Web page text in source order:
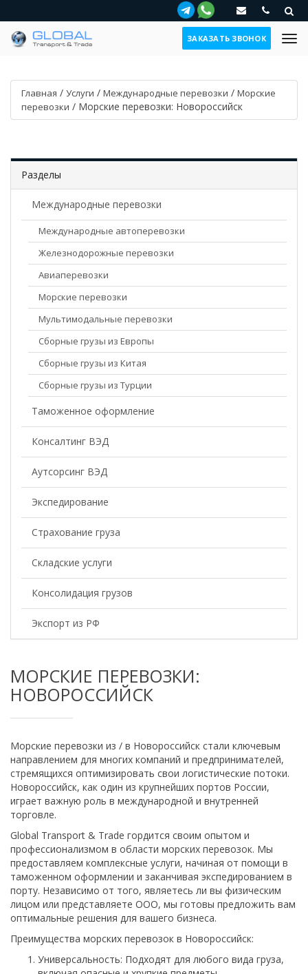
ЗАКАЗАТЬ ЗВОНОК
Главная / Услуги / Международные перевозки / Морские
перевозки / Морские перевозки: Новороссийск
Разделы
Международные перевозки
Международные автоперевозки
Железнодорожные перевозки
Авиаперевозки
Морские перевозки
Мультимодальные перевозки
Сборные грузы из Европы
Сборные грузы из Китая
Сборные грузы из Турции
Таможенное оформление
Консалтинг ВЭД
Аутсорсинг ВЭД
Экспедирование
Страхование груза
Складские услуги
Консолидация грузов
Экспорт из РФ
МОРСКИЕ ПЕРЕВОЗКИ:
НОВОРОССИЙСК
Морские перевозки из / в Новороссийск стали ключевым
направлением для многих компаний и предпринимателей,
стремящихся оптимизировать свои логистические потоки.
Новороссийск, как один из крупнейших портов России,
играет важную роль в международной и внутренней
торговле.
Global Transport & Trade гордится своим опытом и
профессионализмом в области морских перевозок. Мы
предоставляем комплексные услуги, начиная от помощи в
таможенном оформлении и заканчивая экспедированием в
порту. Независимо от того, являетесь ли вы физическим
лицом или представляете ООО, мы готовы предложить вам
оптимальные решения для вашего бизнеса.
Преимущества морских перевозок в Новороссийск:
Универсальность: Подходят для любого вида груза,